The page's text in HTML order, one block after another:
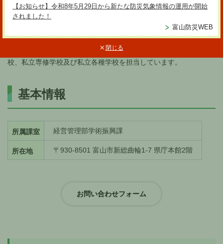
【お知らせ】令和8年5月29日から新たな防災気象情報の運用が開始
されました！
富山防災WEB
閉じる
学術振興課
学術振興課では、富山県内の学術振興に関することを担当してい
ます。特に、高等教育機関、公立大学法人富山県立大学、私立学
校、私立専修学校及び私立各種学校を担当しています。
基本情報
所属課室 経営管理部学術振興課
所在地 〒930-8501 富山市新総曲輪1-7 県庁本館2階